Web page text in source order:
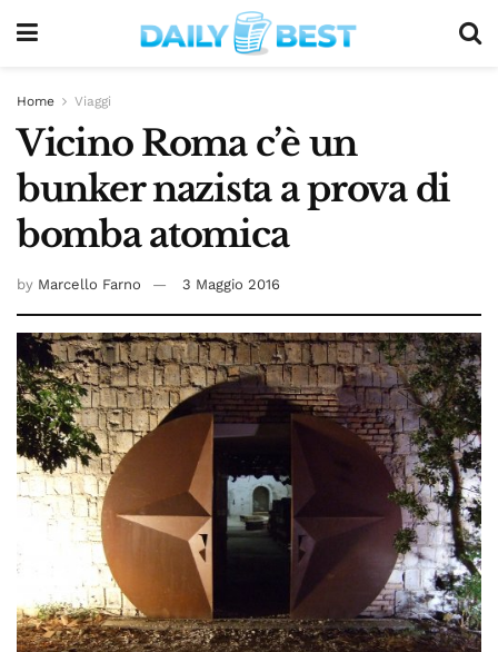
Home Viaggi
Vicino Roma c’è un
bunker nazista a prova di
bomba atomica
by Marcello Farno 3 Maggio 2016